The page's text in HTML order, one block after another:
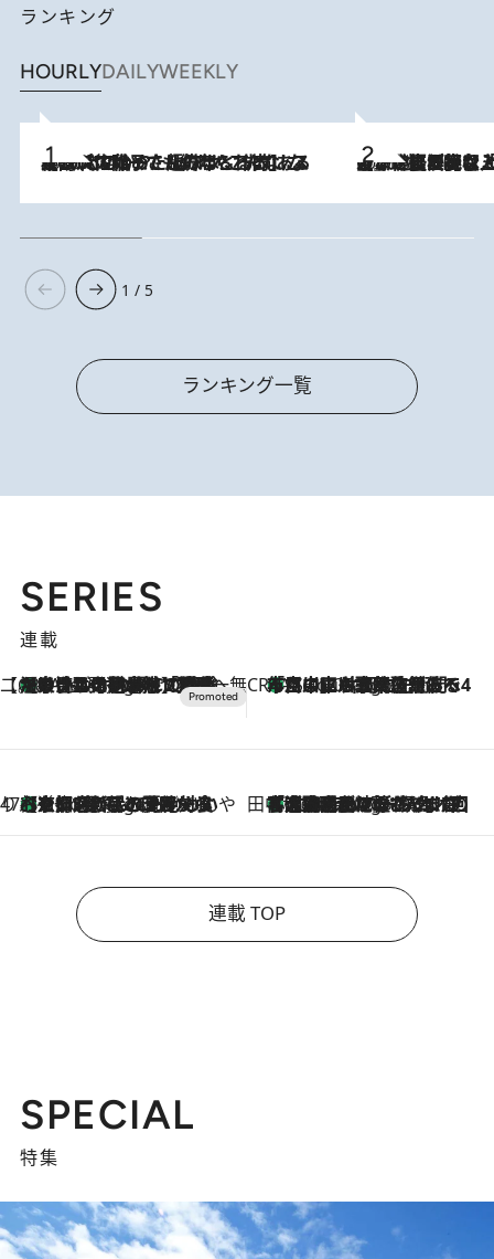
ランキング
HOURLYDAILYWEEKLY
2026.8.5
【阿川佐和子さんの年とる力】なぜ70代で始めた趣味は“こんなに楽しい”のか？ ピアノ、俳句…スランプに陥っても続けられる“ある秘訣”とは 2026.8.5
【なぜ吉沢亮は「気配を消せる」のか？】興行収入208億の『国宝』を経て挑むミュージカル『ディア・エヴァン・ハンセン』。トップ俳優が舞台上でさらけ出した“孤独”とは
1 / 5
ランキング一覧
SERIES
連載
【CREA×星野リゾート】唯一無二。癒しと発見が待つ場所へ
2 Hours Ago
【トンボの足水浴】ヒノキの香りに包まれて涼感マックス！約13℃の湧水かけ流しを避暑地「星野温泉 トンボの湯」で体験 CREA'S CHOICE
4 Hours Ago
「立川にも歌舞伎があるんだよ」 片岡仁左衛門・市川中車ら豪華座組みで4年目の立川立飛歌舞伎へ
47都道府県の手みやげ ひんやりスイーツで夏を満喫
4 Hours Ago
【京都府】この夏絶対食べたい 冷やしておいしいおやつ3選 ひと口目から心を掴む新緑のテリーヌ 田中稲の勝手に再ブーム
9 Hours Ago
「湘南乃風に憧れて」観客大盛上がりの“タオル回し”に、ラッパー顔負けの高速歌唱まで…さだまさし（74）のアグレッシブすぎる現在地
連載 TOP
SPECIAL
特集